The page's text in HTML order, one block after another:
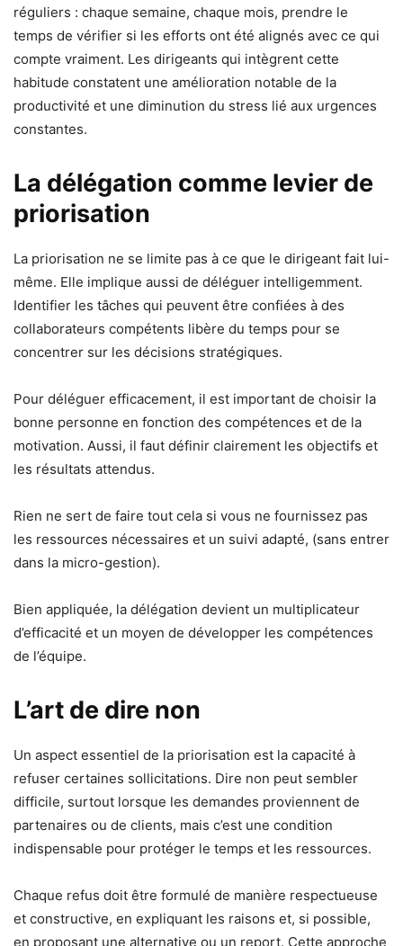
réguliers : chaque semaine, chaque mois, prendre le
temps de vérifier si les efforts ont été alignés avec ce qui
compte vraiment. Les dirigeants qui intègrent cette
habitude constatent une amélioration notable de la
productivité et une diminution du stress lié aux urgences
constantes.
La délégation comme levier de
priorisation
La priorisation ne se limite pas à ce que le dirigeant fait lui-
même. Elle implique aussi de déléguer intelligemment.
Identifier les tâches qui peuvent être confiées à des
collaborateurs compétents libère du temps pour se
concentrer sur les décisions stratégiques.
Pour déléguer efficacement, il est important de choisir la
bonne personne en fonction des compétences et de la
motivation. Aussi, il faut définir clairement les objectifs et
les résultats attendus.
Rien ne sert de faire tout cela si vous ne fournissez pas
les ressources nécessaires et un suivi adapté, (sans entrer
dans la micro-gestion).
Bien appliquée, la délégation devient un multiplicateur
d’efficacité et un moyen de développer les compétences
de l’équipe.
L’art de dire non
Un aspect essentiel de la priorisation est la capacité à
refuser certaines sollicitations. Dire non peut sembler
difficile, surtout lorsque les demandes proviennent de
partenaires ou de clients, mais c’est une condition
indispensable pour protéger le temps et les ressources.
Chaque refus doit être formulé de manière respectueuse
et constructive, en expliquant les raisons et, si possible,
en proposant une alternative ou un report. Cette approche